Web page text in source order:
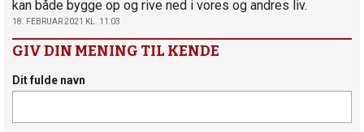
kan både bygge op og rive ned i vores og andres liv.
18. FEBRUAR 2021 KL. 11:03
GIV DIN MENING TIL KENDE
Dit fulde navn